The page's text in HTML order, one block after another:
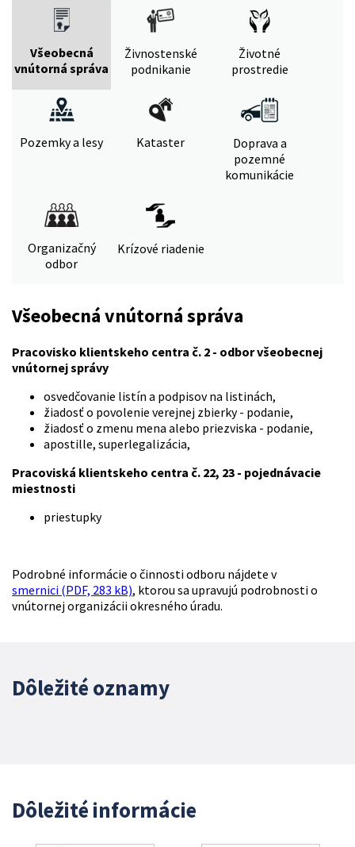
Všeobecná
vnútorná správa
Živnostenské
podnikanie
Životné
prostredie
Pozemky a lesy Kataster
Doprava a
pozemné
komunikácie
Organizačný
odbor
Krízové riadenie
Všeobecná vnútorná správa
Pracovisko klientskeho centra č. 2 - odbor všeobecnej
vnútornej správy
osvedčovanie listín a podpisov na listinách,
žiadosť o povolenie verejnej zbierky - podanie,
žiadosť o zmenu mena alebo priezviska - podanie,
apostille, superlegalizácia,
Pracoviská klientskeho centra č. 22, 23 - pojednávacie
miestnosti
priestupky
Podrobné informácie o činnosti odboru nájdete v
smernici (PDF, 283 kB), ktorou sa upravujú podrobnosti o
vnútornej organizácii okresného úradu.
Dôležité oznamy
Dôležité informácie